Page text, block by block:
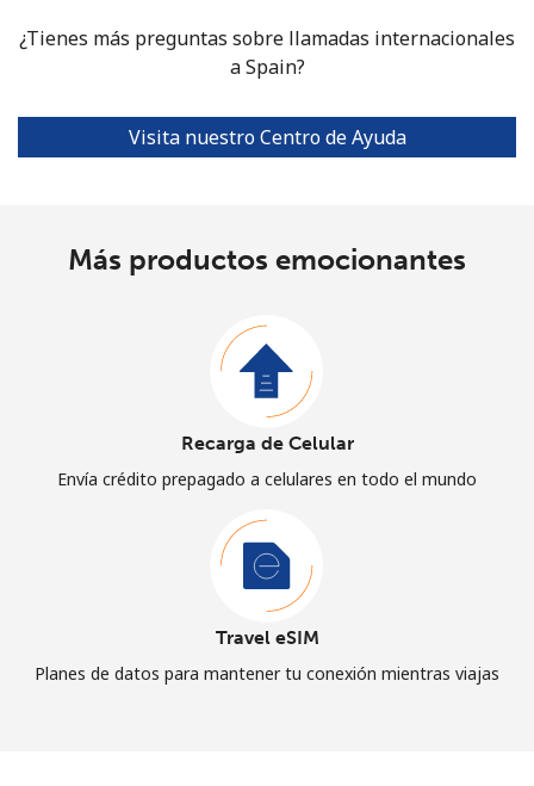
¿Tienes más preguntas sobre llamadas internacionales
a Spain?
Visita nuestro Centro de Ayuda
Más productos emocionantes
Recarga de Celular
Envía crédito prepagado a celulares en todo el mundo
Travel eSIM
Planes de datos para mantener tu conexión mientras viajas